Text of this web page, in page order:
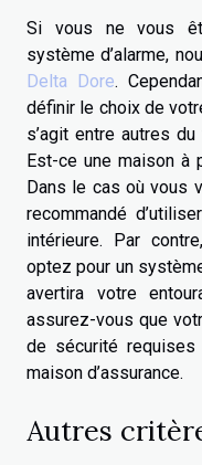
Si vous ne vous
système d’alarme,
Delta Dore.
définir le choix de
s’agit entre autres
Est-ce une maison à
Dans le cas où vous
recommandé
intérieure. Par
optez pour un
avertira votre
assurez-vous que
de sécurité
maison d’assurance.
Autres